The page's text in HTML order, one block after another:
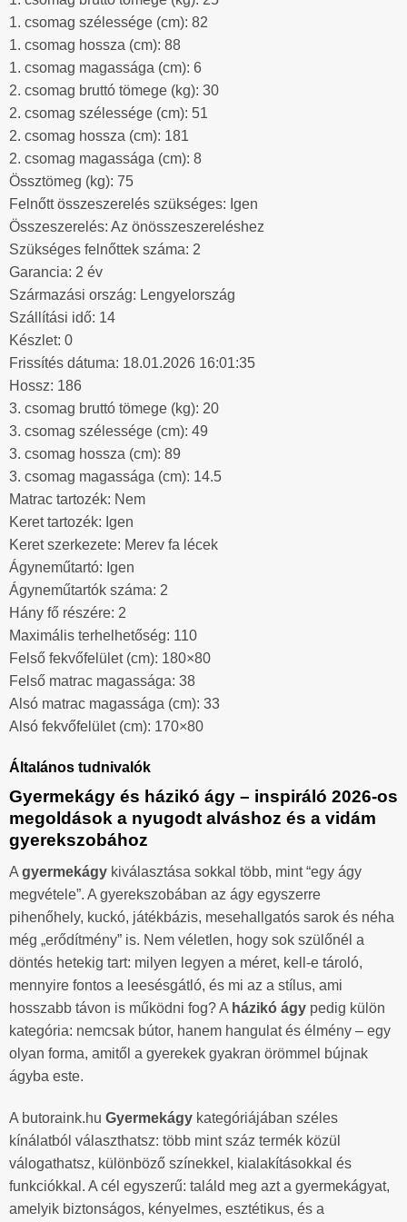
1. csomag szélessége (cm): 82
1. csomag hossza (cm): 88
1. csomag magassága (cm): 6
2. csomag bruttó tömege (kg): 30
2. csomag szélessége (cm): 51
2. csomag hossza (cm): 181
2. csomag magassága (cm): 8
Össztömeg (kg): 75
Felnőtt összeszerelés szükséges: Igen
Összeszerelés: Az önösszeszereléshez
Szükséges felnőttek száma: 2
Garancia: 2 év
Származási ország: Lengyelország
Szállítási idő: 14
Készlet: 0
Frissítés dátuma: 18.01.2026 16:01:35
Hossz: 186
3. csomag bruttó tömege (kg): 20
3. csomag szélessége (cm): 49
3. csomag hossza (cm): 89
3. csomag magassága (cm): 14.5
Matrac tartozék: Nem
Keret tartozék: Igen
Keret szerkezete: Merev fa lécek
Ágyneműtartó: Igen
Ágyneműtartók száma: 2
Hány fő részére: 2
Maximális terhelhetőség: 110
Felső fekvőfelület (cm): 180×80
Felső matrac magassága: 38
Alsó matrac magassága (cm): 33
Alsó fekvőfelület (cm): 170×80
Általános tudnivalók
Gyermekágy és házikó ágy – inspiráló 2026-os
megoldások a nyugodt alváshoz és a vidám
gyerekszobához
A gyermekágy kiválasztása sokkal több, mint “egy ágy
megvétele”. A gyerekszobában az ágy egyszerre
pihenőhely, kuckó, játékbázis, mesehallgatós sarok és néha
még „erődítmény” is. Nem véletlen, hogy sok szülőnél a
döntés hetekig tart: milyen legyen a méret, kell-e tároló,
mennyire fontos a leesésgátló, és mi az a stílus, ami
hosszabb távon is működni fog? A házikó ágy pedig külön
kategória: nemcsak bútor, hanem hangulat és élmény – egy
olyan forma, amitől a gyerekek gyakran örömmel bújnak
ágyba este.
A butoraink.hu Gyermekágy kategóriájában széles
kínálatból választhatsz: több mint száz termék közül
válogathatsz, különböző színekkel, kialakításokkal és
funkciókkal. A cél egyszerű: találd meg azt a gyermekágyat,
amelyik biztonságos, kényelmes, esztétikus, és a